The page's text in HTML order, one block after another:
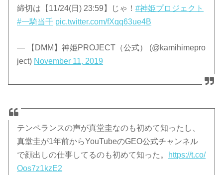
締切は【11/24(日) 23:59】じゃ！#神姫プロジェクト
#一騎当千 pic.twitter.com/fXqq63ue4B
— 【DMM】神姫PROJECT（公式） (@kamihimepro
ject) November 11, 2019
テンペランスの声が真堂圭なのも初めて知ったし、
真堂圭が1年前からYouTubeのGEO公式チャンネル
で顔出しの仕事してるのも初めて知った。
https://t.co/
Oos7z1kzE2